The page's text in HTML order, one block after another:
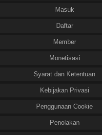
Masuk
Daftar
Member
Monetisasi
Syarat dan Ketentuan
Kebijakan Privasi
Penggunaan Cookie
Penolakan